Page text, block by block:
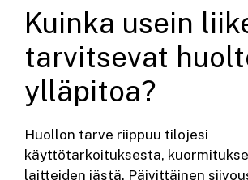
Kuinka usein
tarvitsevat
ylläpitoa?
Huollon tarve riippuu tilojesi
käyttötarkoituksesta,
laitteiden iästä. Päivittäinen